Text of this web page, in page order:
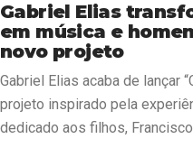
Gabriel Elias
em música e
novo projeto
Gabriel Elias acaba de lançar
projeto inspirado pela
dedicado aos filhos,